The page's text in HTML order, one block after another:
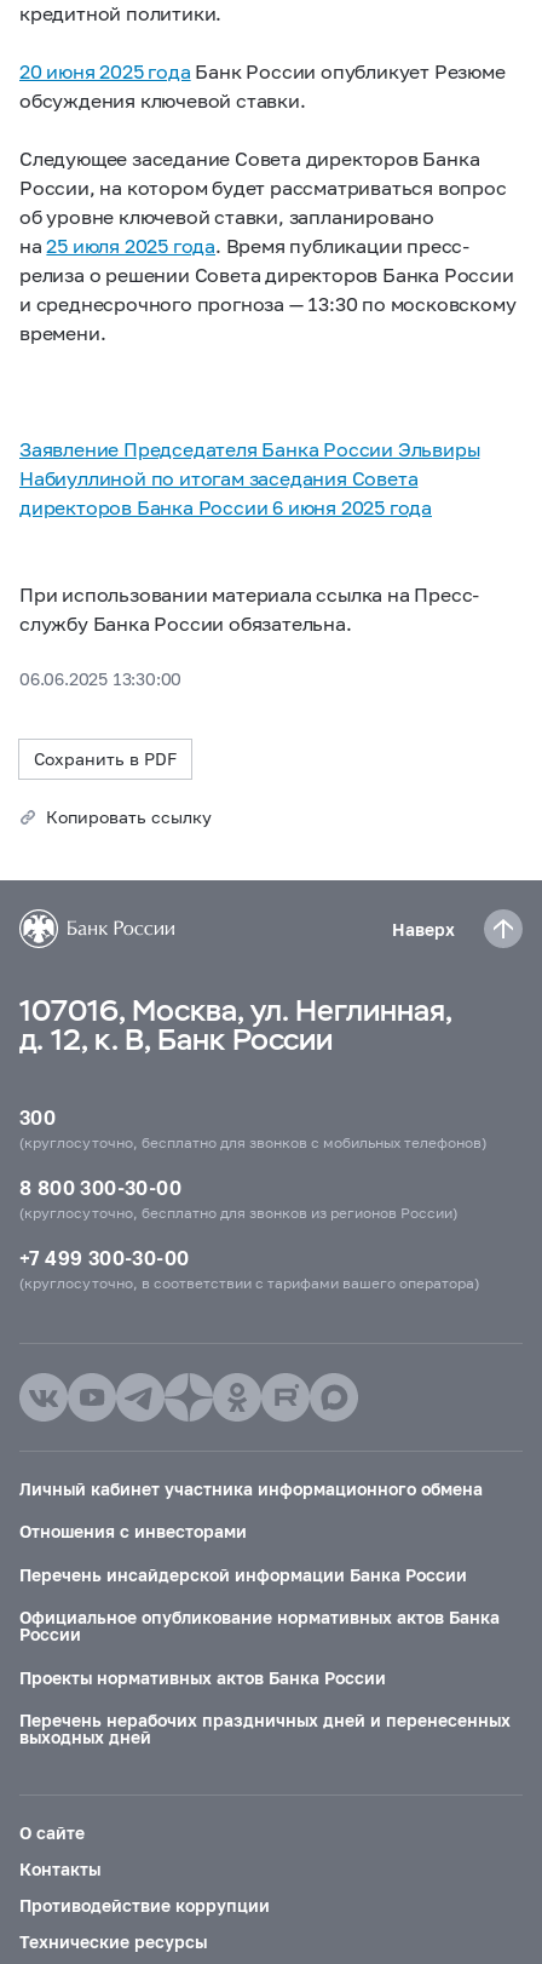
кредитной политики.
20 июня 2025 года Банк России опубликует Резюме
обсуждения ключевой ставки.
Следующее заседание Совета директоров Банка
России, на котором будет рассматриваться вопрос
об уровне ключевой ставки, запланировано
на25 июля 2025 года. Время публикации пресс-
релиза о решении Совета директоров Банка России
и среднесрочного прогноза — 13:30 по московскому
времени.
Заявление Председателя Банка России Эльвиры
Набиуллиной по итогам заседания Совета
директоров Банка России 6 июня 2025 года
При использовании материала ссылка на Пресс-
службу Банка России обязательна.
06.06.2025 13:30:00
Сохранить в PDF
Копировать ссылку
Наверх
107016, Москва, ул. Неглинная,
д. 12, к. В, Банк России
300
(круглосуточно, бесплатно для звонков с мобильных телефонов)
8 800 300-30-00
(круглосуточно, бесплатно для звонков из регионов России)
+7 499 300-30-00
(круглосуточно, в соответствии с тарифами вашего оператора)
Личный кабинет участника информационного обмена
Отношения с инвесторами
Перечень инсайдерской информации Банка России
Официальное опубликование нормативных актов Банка
России
Проекты нормативных актов Банка России
Перечень нерабочих праздничных дней и перенесенных
выходных дней
О сайте
Контакты
Противодействие коррупции
Технические ресурсы